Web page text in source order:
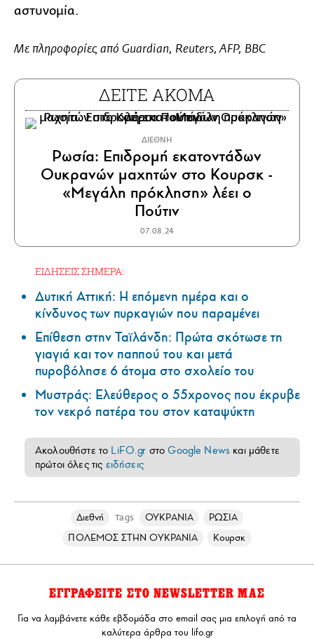
αστυνομία.
Με πληροφορίες από Guardian, Reuters, AFP, BBC
ΔΕΙΤΕ ΑΚΟΜΑ
ΔΙΕΘΝΗ
Ρωσία: Επιδρομή εκατοντάδων
Ουκρανών μαχητών στο Κουρσκ -
«Μεγάλη πρόκληση» λέει ο
Πούτιν
07.08.24
ΕΙΔΗΣΕΙΣ ΣΗΜΕΡΑ:
Δυτική Αττική: Η επόμενη ημέρα και ο
κίνδυνος των πυρκαγιών που παραμένει
Επίθεση στην Ταϊλάνδη: Πρώτα σκότωσε τη
γιαγιά και τον παππού του και μετά
πυροβόλησε 6 άτομα στο σχολείο του
Μυστράς: Ελεύθερος ο 55χρονος που έκρυβε
τον νεκρό πατέρα του στον καταψύκτη
Ακολουθήστε το LiFO.gr στοGoogle News και μάθετε
πρώτοι όλες τις ειδήσεις
Διεθνή Tags ΟΥΚΡΑΝΙΑ
ΡΩΣΙΑ
ΠΟΛΕΜΟΣ ΣΤΗΝ ΟΥΚΡΑΝΙΑ
Κουρσκ
ΕΓΓΡΑΦΕΙΤΕ ΣΤΟ NEWSLETTER ΜΑΣ
Για να λαμβάνετε κάθε εβδομάδα στο email σας μια επιλογή από τα
καλύτερα άρθρα του lifo.gr